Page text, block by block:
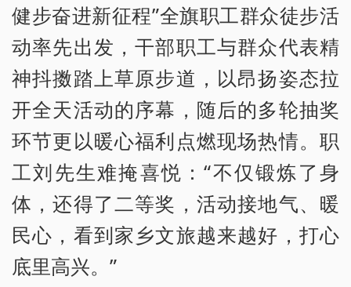
健步奋进新征程”全旗职工群众徒步活
动率先出发，干部职工与群众代表精
神抖擞踏上草原步道，以昂扬姿态拉
开全天活动的序幕，随后的多轮抽奖
环节更以暖心福利点燃现场热情。职
工刘先生难掩喜悦：“不仅锻炼了身
体，还得了二等奖，活动接地气、暖
民心，看到家乡文旅越来越好，打心
底里高兴。”